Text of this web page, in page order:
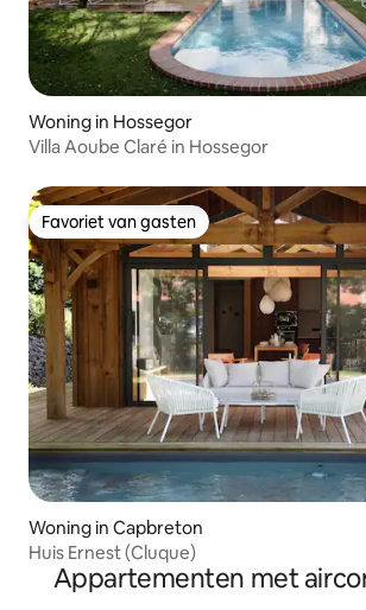
Woning in Hossegor
Villa Aoube Claré in Hossegor
Favoriet van gasten
Favoriet van gasten
Woning in Capbreton
Huis Ernest (Cluque)
Appartementen met